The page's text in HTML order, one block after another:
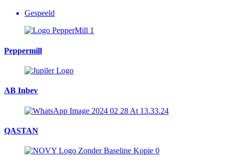
Gespeeld
Peppermill
AB Inbev
QASTAN